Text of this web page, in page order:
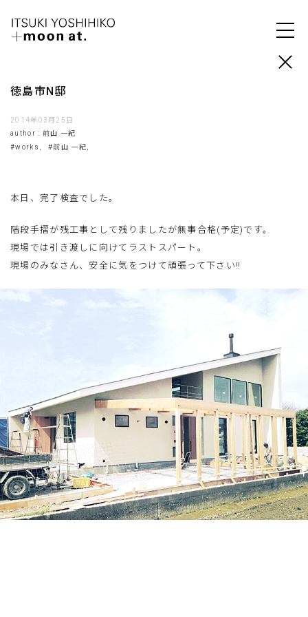
徳島市N邸
2014年03月25日
author : 前山 一紀
#works,
#前山 一紀,
本日、完了検査でした。
階段手摺が残工事として残りましたが無事合格(予定)です。
現場では引き渡しに向けてラストスパート。
現場のみなさん、安全に気をつけて頑張って下さい‼